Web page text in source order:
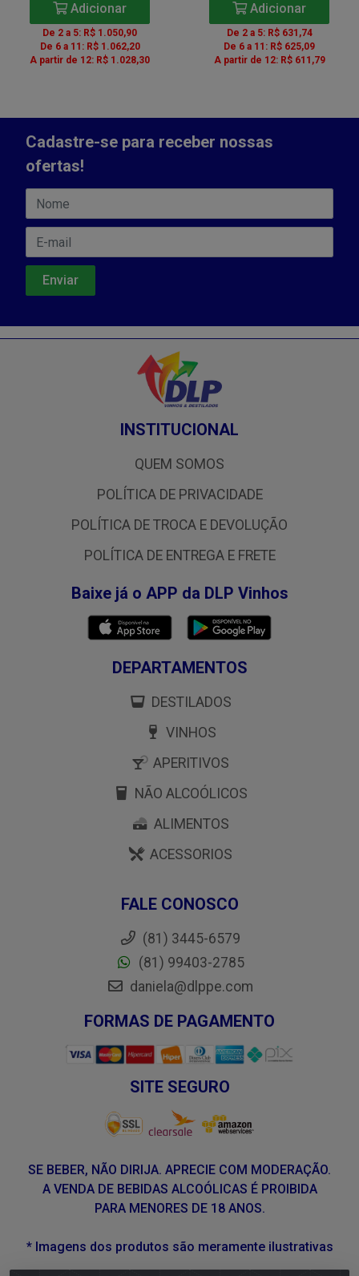
Adicionar
De 2 a 5: R$ 1.050,90
De 6 a 11: R$ 1.062,20
A partir de 12: R$ 1.028,30
Adicionar
De 2 a 5: R$ 631,74
De 6 a 11: R$ 625,09
A partir de 12: R$ 611,79
Cadastre-se para receber nossas
ofertas!
INSTITUCIONAL
QUEM SOMOS
POLÍTICA DE PRIVACIDADE
POLÍTICA DE TROCA E DEVOLUÇÃO
POLÍTICA DE ENTREGA E FRETE
Baixe já o APP da DLP Vinhos
DEPARTAMENTOS
DESTILADOS
VINHOS
APERITIVOS
NÃO ALCOÓLICOS
ALIMENTOS
ACESSORIOS
FALE CONOSCO
(81) 3445-6579
(81) 99403-2785
daniela@dlppe.com
FORMAS DE PAGAMENTO
SITE SEGURO
SE BEBER, NÃO DIRIJA. APRECIE COM MODERAÇÃO.
A VENDA DE BEBIDAS ALCOÓLICAS É PROIBIDA
PARA MENORES DE 18 ANOS.
* Imagens dos produtos são meramente ilustrativas